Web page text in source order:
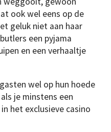
ook wel eens op de
geluk niet aan haar
een pyjama
en een verhaaltje
wel op hun hoede
je minstens een
het exclusieve casino